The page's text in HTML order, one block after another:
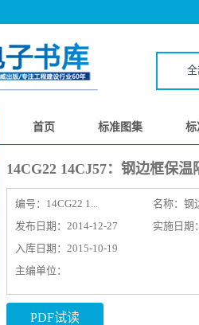
首页 标准图集 标
14CG22 14CJ57：钢边框保温
编号： 14CG22 1... 名称： 钢
发布日期：2014-12-27
实施日期
入库日期：2015-10-19
主编单位：
PDF试读